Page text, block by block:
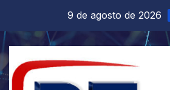
contenido
9 de agosto de 2026